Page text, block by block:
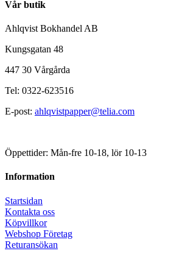
Vår butik
Ahlqvist Bokhandel AB
Kungsgatan 48
447 30 Vårgårda
Tel: 0322-623516
E-post: ahlqvistpapper@telia.com
Öppettider: Mån-fre 10-18, lör 10-13
Information
Startsidan
Kontakta oss
Köpvillkor
Webshop Företag
Returansökan